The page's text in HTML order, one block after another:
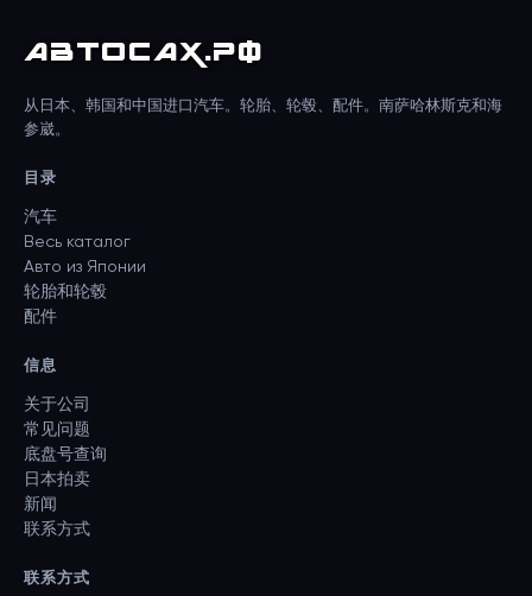
АВТОСАХ.РФ
从日本、韩国和中国进口汽车。轮胎、轮毂、配件。南萨哈林斯克和海
参崴。
目录
汽车
Весь каталог
Авто из Японии
轮胎和轮毂
配件
信息
关于公司
常见问题
底盘号查询
日本拍卖
新闻
联系方式
联系方式